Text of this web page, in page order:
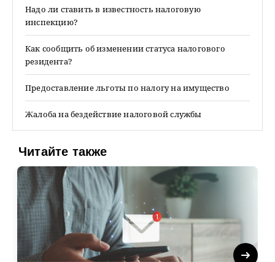
Надо ли ставить в известность налоговую
инспекцию?
Как сообщить об изменении статуса налогового
резидента?
Предоставление льготы по налогу на имущество
Жалоба на бездействие налоговой службы
Читайте также
Next